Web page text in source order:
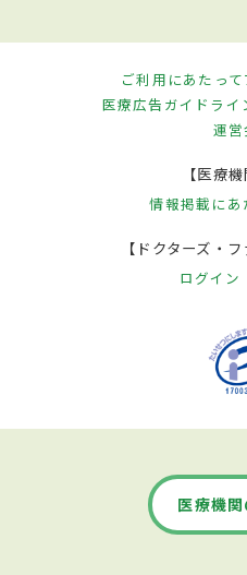
ご利用にあたって
医療広告ガイドライ
運営
【医療
情報掲載にあ
【ドクターズ・
ログイン
医療機